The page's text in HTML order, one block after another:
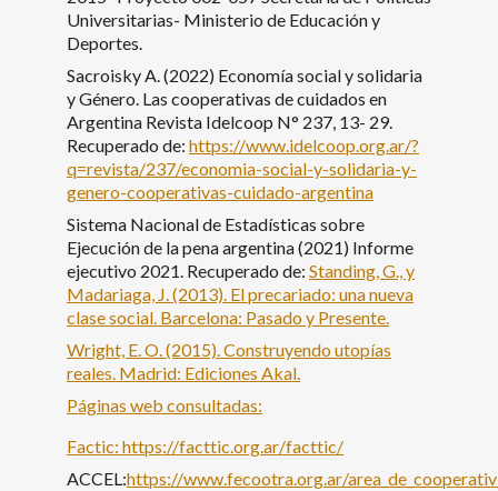
Universitarias- Ministerio de Educación y
Deportes.
Sacroisky A. (2022) Economía social y solidaria
y Género. Las cooperativas de cuidados en
Argentina Revista Idelcoop N° 237, 13- 29.
Recuperado de: https://www.idelcoop.org.ar/?
q=revista/237/economia-social-y-solidaria-y-
genero-cooperativas-cuidado-argentina
Sistema Nacional de Estadísticas sobre
Ejecución de la pena argentina (2021) Informe
ejecutivo 2021. Recuperado de: Standing, G., y
Madariaga, J. (2013). El precariado: una nueva
clase social. Barcelona: Pasado y Presente.
Wright, E. O. (2015). Construyendo utopías
reales. Madrid: Ediciones Akal.
Páginas web consultadas:
Factic: https://facttic.org.ar/facttic/
ACCEL:https://www.fecootra.org.ar/